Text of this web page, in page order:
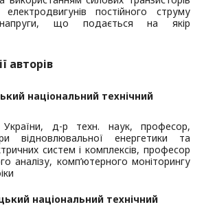
постійного струму
що подається на якір
авторів
національний технічний
д-р техн. наук, професор,
відновлювальної енергетики та
систем і комплексів, професор
аналізу, комп’ютерного моніторингу
національний технічний